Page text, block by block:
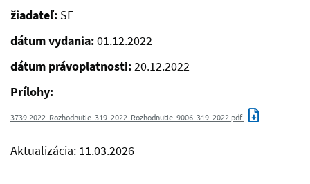
žiadateľ: SE
dátum vydania:01.12.2022
dátum právoplatnosti:20.12.2022
Prílohy:
3739-2022_Rozhodnutie_319_2022_Rozhodnutie_9006_319_2022.pdf
Aktualizácia: 11.03.2026